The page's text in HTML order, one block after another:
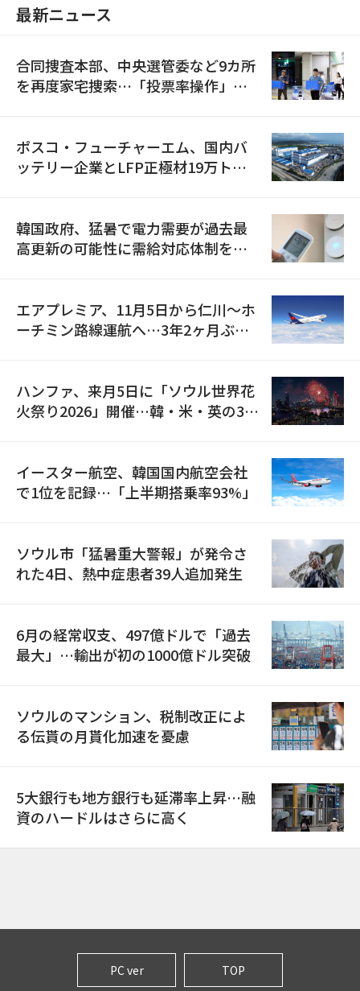
最新ニュース
合同捜査本部、中央選管委など9カ所
を再度家宅捜索…「投票率操作」の
ポスコ・フューチャーエム、国内バ
ッテリー企業とLFP正極材19万トン
韓国政府、猛暑で電力需要が過去最
高更新の可能性に需給対応体制を点
エアプレミア、11月5日から仁川〜ホ
ーチミン路線運航へ…3年2ヶ月ぶり
ハンファ、来月5日に「ソウル世界花
火祭り2026」開催…韓・米・英の3カ
イースター航空、韓国国内航空会社
で1位を記録…「上半期搭乗率93%」
ソウル市「猛暑重大警報」が発令さ
れた4日、熱中症患者39人追加発生
6月の経常収支、497億ドルで「過去
最大」…輸出が初の1000億ドル突破
ソウルのマンション、税制改正によ
る伝貰の月貰化加速を憂慮
5大銀行も地方銀行も延滞率上昇…融
資のハードルはさらに高く
PC ver TOP